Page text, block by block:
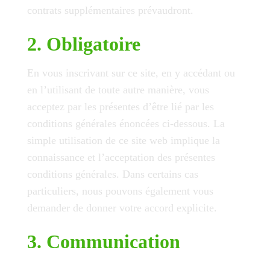
contrats supplémentaires prévaudront.
2. Obligatoire
En vous inscrivant sur ce site, en y accédant ou
en l’utilisant de toute autre manière, vous
acceptez par les présentes d’être lié par les
conditions générales énoncées ci-dessous. La
simple utilisation de ce site web implique la
connaissance et l’acceptation des présentes
conditions générales. Dans certains cas
particuliers, nous pouvons également vous
demander de donner votre accord explicite.
3. Communication